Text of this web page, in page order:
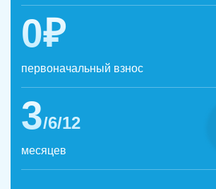
0₽
первоначальный взнос
3/6/12
месяцев